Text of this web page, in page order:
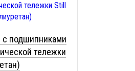
с подшипниками
тележки